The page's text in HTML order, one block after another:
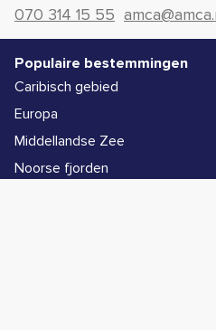
070 314 15 55
Populaire bestemmingen
Caribisch gebied
Europa
Middellandse Zee
Noorse fjorden